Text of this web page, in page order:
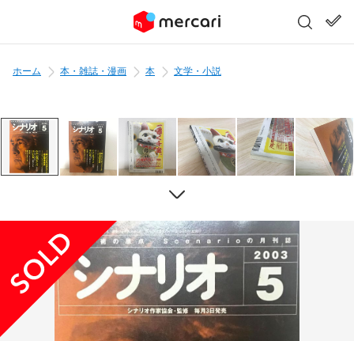
ホーム 本・雑誌・漫画 本 文学・小説